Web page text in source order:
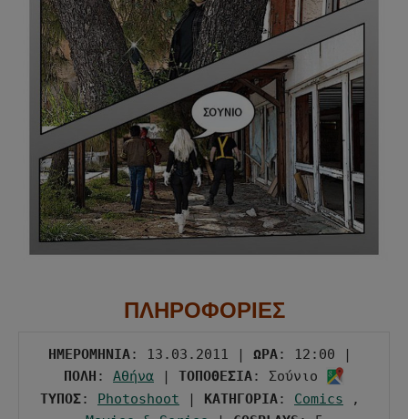
ΠΛΗΡΟΦΟΡΙΕΣ
ΗΜΕΡΟΜΗΝΙΑ: 13.03.2011 | ΩΡΑ
ΠΟΛΗ : Αθήνα | ΤΟΠΟΘΕΣΙΑ: Σούνιο
ΤΥΠΟΣ: Photoshoot | ΚΑΤΗΓΟΡΙΑ: Comics